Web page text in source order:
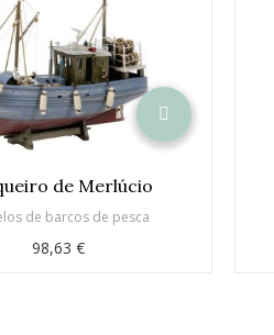
de Merlúcio
de barcos de pesca
98,63 €